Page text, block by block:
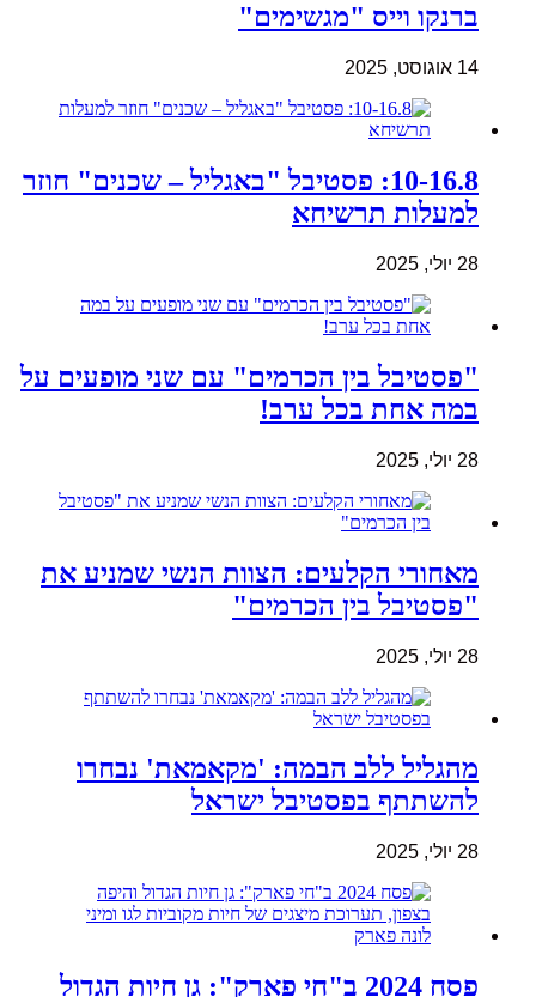
ברנקו וייס "מגשימים"
14 אוגוסט, 2025
10-16.8: פסטיבל "באגליל – שכנים" חוזר
למעלות תרשיחא
28 יולי, 2025
"פסטיבל בין הכרמים" עם שני מופעים על
במה אחת בכל ערב!
28 יולי, 2025
מאחורי הקלעים: הצוות הנשי שמניע את
"פסטיבל בין הכרמים"
28 יולי, 2025
מהגליל ללב הבמה: 'מקאמאת' נבחרו
להשתתף בפסטיבל ישראל
28 יולי, 2025
פסח 2024 ב"חי פארק": גן חיות הגדול